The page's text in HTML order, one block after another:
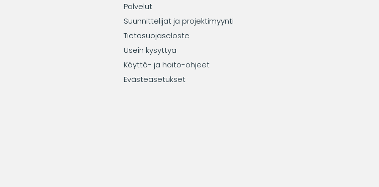
Palvelut
Suunnittelijat ja projektimyynti
Tietosuojaseloste
Usein kysyttyä
Käyttö- ja hoito-ohjeet
Evästeasetukset